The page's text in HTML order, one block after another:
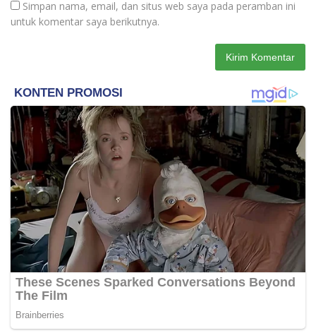
Simpan nama, email, dan situs web saya pada peramban ini
untuk komentar saya berikutnya.